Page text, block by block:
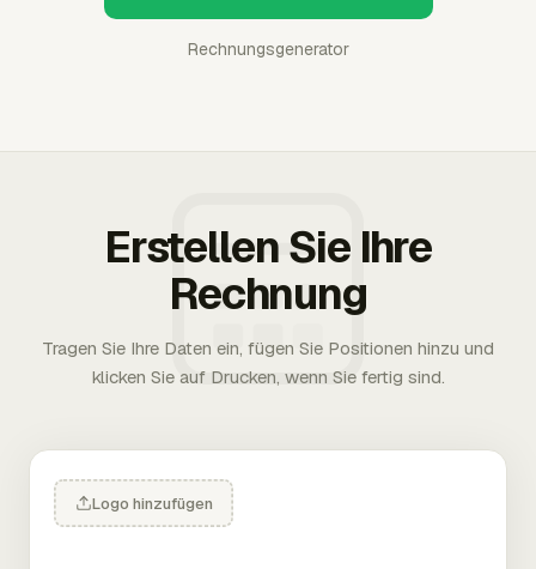
Rechnungsgenerator
Erstellen Sie Ihre
Rechnung
Tragen Sie Ihre Daten ein, fügen Sie Positionen hinzu und
klicken Sie auf Drucken, wenn Sie fertig sind.
Logo hinzufügen